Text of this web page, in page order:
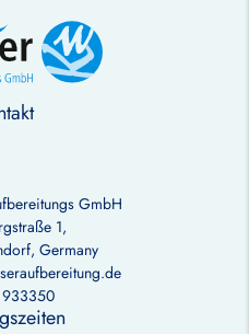
GmbH
1,
Germany